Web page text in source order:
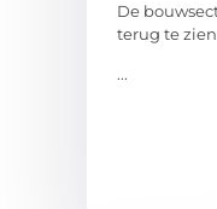
De
terug te
...